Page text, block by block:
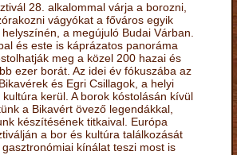
28. alkalommal várja a borozni,
vágyókat a főváros egyik
a megújuló Budai Várban.
és este is káprázatos panoráma
meg a közel 200 hazai és
ezer borát. Az idei év fókuszába az
és Egri Csillagok, a helyi
kerül. A borok kóstolásán kívül
a Bikavért övező legendákkal,
készítésének titkaival. Európa
a bor és kultúra találkozását
kínálat teszi most is